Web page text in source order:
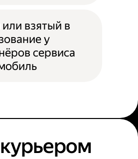
взятый в
у
сервиса